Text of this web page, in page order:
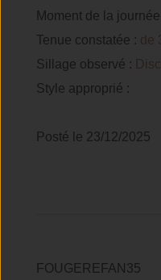
Moment de la
Tenue constatée : de
Sillage observé :
Style approprié :
Posté le 23/12/2025
FOUGEREFAN35